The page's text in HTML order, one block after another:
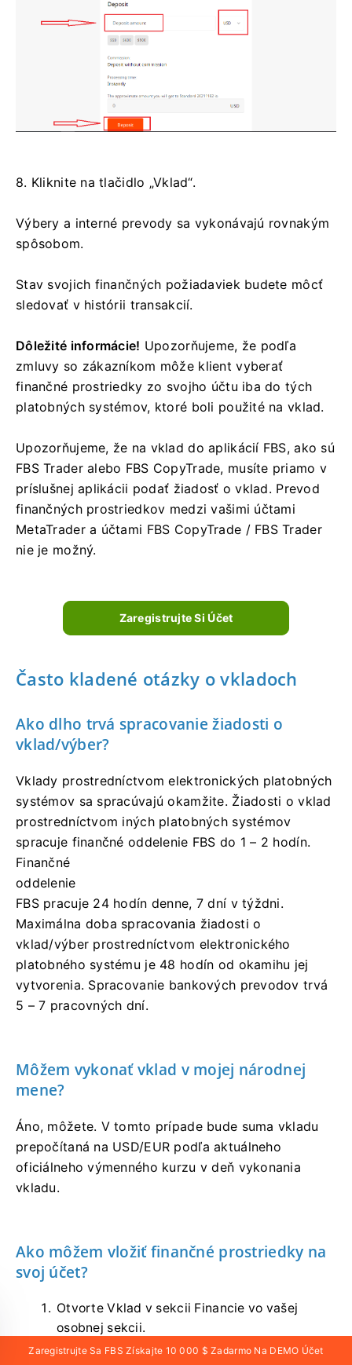
8. Kliknite na tlačidlo „Vklad“.
Výbery a interné prevody sa vykonávajú rovnakým
spôsobom.
Stav svojich finančných požiadaviek budete môcť
sledovať v histórii transakcií.
Dôležité informácie! Upozorňujeme, že podľa
zmluvy so zákazníkom môže klient vyberať
finančné prostriedky zo svojho účtu iba do tých
platobných systémov, ktoré boli použité na vklad.
Upozorňujeme, že na vklad do aplikácií FBS, ako sú
FBS Trader alebo FBS CopyTrade, musíte priamo v
príslušnej aplikácii podať žiadosť o vklad. Prevod
finančných prostriedkov medzi vašimi účtami
MetaTrader a účtami FBS CopyTrade / FBS Trader
nie je možný.
Zaregistrujte Si Účet
Často kladené otázky o vkladoch
Ako dlho trvá spracovanie žiadosti o
vklad/výber?
Vklady prostredníctvom elektronických platobných
systémov sa spracúvajú okamžite. Žiadosti o vklad
prostredníctvom iných platobných systémov
spracuje finančné oddelenie FBS do 1 – 2 hodín.
Finančné
oddelenie
FBS pracuje 24 hodín denne, 7 dní v týždni.
Maximálna doba spracovania žiadosti o
vklad/výber prostredníctvom elektronického
platobného systému je 48 hodín od okamihu jej
vytvorenia. Spracovanie bankových prevodov trvá
5 – 7 pracovných dní.
Môžem vykonať vklad v mojej národnej
mene?
Áno, môžete. V tomto prípade bude suma vkladu
prepočítaná na USD/EUR podľa aktuálneho
oficiálneho výmenného kurzu v deň vykonania
vkladu.
Ako môžem vložiť finančné prostriedky na
svoj účet?
Otvorte Vklad v sekcii Financie vo vašej
osobnej sekcii.
Vyberte preferovaný spôsob vkladu, vyberte
Zaregistrujte Sa FBS Získajte 10 000 $ Zadarmo Na DEMO Účet